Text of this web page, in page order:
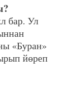
бар. Ул
«Буран»
йөреп